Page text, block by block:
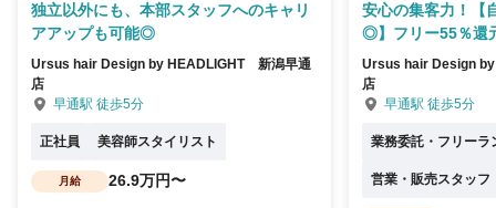
独立以外にも、本部スタッフへのキャリ
アアップも可能◎
Ursus hair Design by HEADLIGHT 新潟早通
店
早通駅 徒歩5分
正社員 美容師スタイリスト
月給 26.9万円〜
安心の集客力！【
◎】フリー55％還
Ursus hair Design
店
早通駅 徒歩5分
業務委託・フリーラ
営業・販売スタッフ